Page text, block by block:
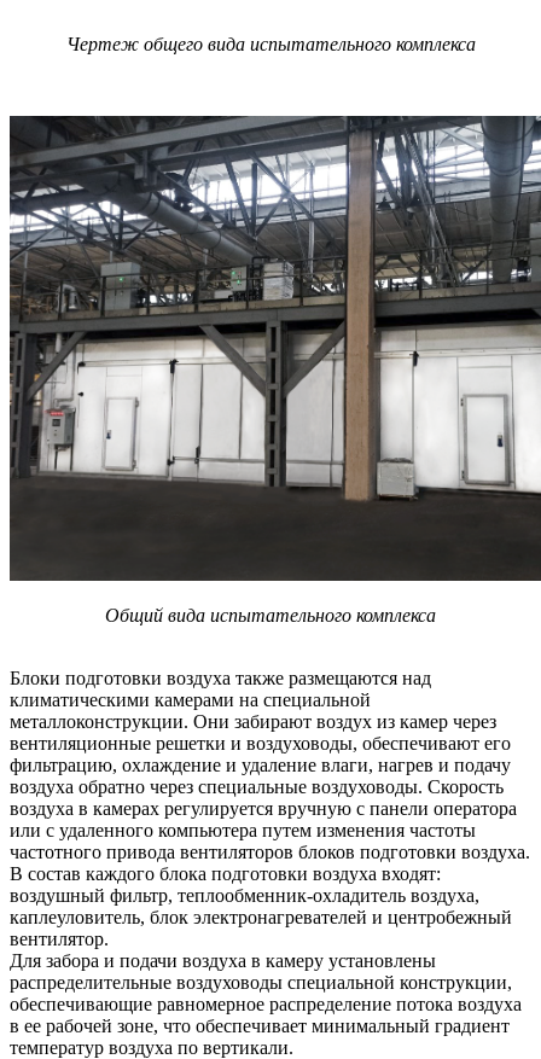
Чертеж общего вида испытательного комплекса
Общий вида испытательного комплекса
Блоки подготовки воздуха также размещаются над
климатическими камерами на специальной
металлоконструкции. Они забирают воздух из камер через
вентиляционные решетки и воздуховоды, обеспечивают его
фильтрацию, охлаждение и удаление влаги, нагрев и подачу
воздуха обратно через специальные воздуховоды. Скорость
воздуха в камерах регулируется вручную с панели оператора
или с удаленного компьютера путем изменения частоты
частотного привода вентиляторов блоков подготовки воздуха.
В состав каждого блока подготовки воздуха входят:
воздушный фильтр, теплообменник-охладитель воздуха,
каплеуловитель, блок электронагревателей и центробежный
вентилятор.
Для забора и подачи воздуха в камеру установлены
распределительные воздуховоды специальной конструкции,
обеспечивающие равномерное распределение потока воздуха
в ее рабочей зоне, что обеспечивает минимальный градиент
температур воздуха по вертикали.